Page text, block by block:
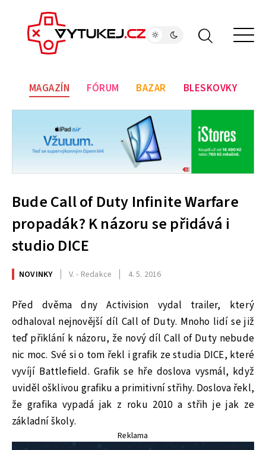
MAGAZÍN FÓRUM BAZAR BLESKOVKY
Bude Call of Duty Infinite Warfare
propadák? K názoru se přidává i
studio DICE
NOVINKY V. - Redakce 4. 5. 2016
Před dvěma dny Activision vydal trailer, který
odhaloval nejnovější díl Call of Duty. Mnoho lidí se již
teď přiklání k názoru, že nový díl Call of Duty nebude
nic moc. Své si o tom řekl i grafik ze studia DICE, které
vyvíjí Battlefield. Grafik se hře doslova vysmál, když
uviděl ošklivou grafiku a primitivní střihy. Doslova řekl,
že grafika vypadá jak z roku 2010 a střih je jak ze
základní školy.
Reklama